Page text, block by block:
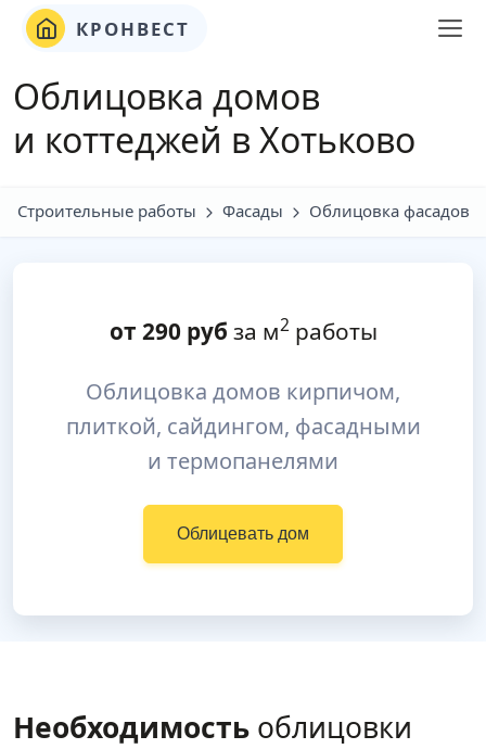
КРОНВЕСТ
Облицовка домов
и коттеджей в Хотьково
Строительные работы Фасады Облицовка фасадов
от 290руб за м2работы
Облицовка домов кирпичом,
плиткой, сайдингом, фасадными
и термопанелями
Облицевать дом
Необходимость облицовки